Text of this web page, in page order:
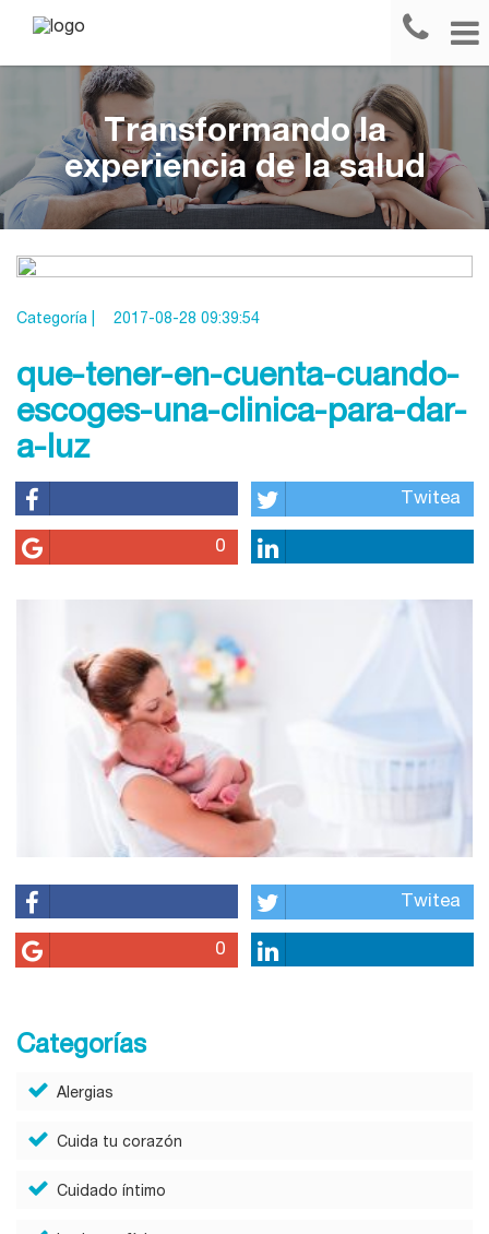
Transformando la
experiencia de la salud
Categoría | 2017-08-28 09:39:54
que-tener-en-cuenta-cuando-
escoges-una-clinica-para-dar-
a-luz
Twitea
0
Twitea
0
Categorías
Alergias
Cuida tu corazón
Cuidado íntimo